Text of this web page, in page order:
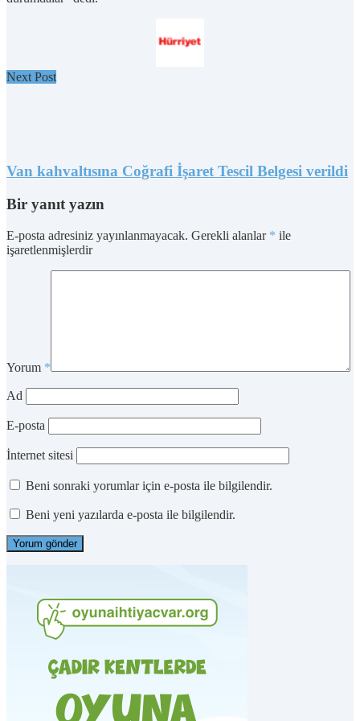
Next Post
Van kahvaltısına Coğrafi İşaret Tescil Belgesi verildi
Bir yanıt yazın
E-posta adresiniz yayınlanmayacak. Gerekli alanlar * ile
işaretlenmişlerdir
Yorum *
Ad
E-posta
İnternet sitesi
Beni sonraki yorumlar için e-posta ile bilgilendir.
Beni yeni yazılarda e-posta ile bilgilendir.